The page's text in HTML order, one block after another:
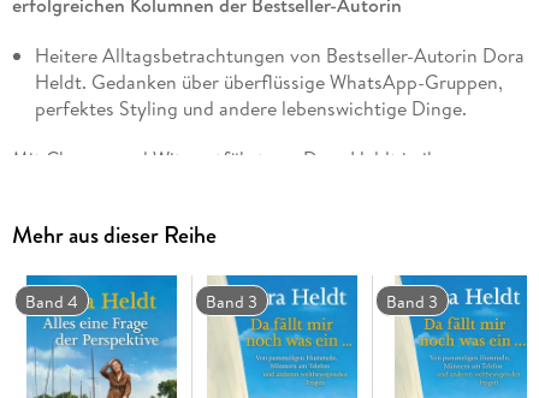
Heitere Alltagsbetrachtungen von Bestseller-Autorin Dora
Heldt. Gedanken über überflüssige WhatsApp-Gruppen,
perfektes Styling und andere lebenswichtige Dinge.
Mit Charme und Witz entführt uns Dora Heldt in ihrem
stecken kann, warum ein zweites X-Chromosom eine feine
verrät sie ihren Leser*innen.
Aus der Nähe betrachtet, sehen viele Dinge ja ziemlich
seltsam aus . . .
Mehr aus dieser Reihe
Band 4 Band 3 Band 3